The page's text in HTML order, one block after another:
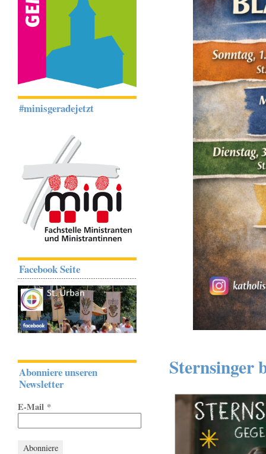
Sternsinger
#minisgeradejetzt
Facebook Seite
Abonniere unseren
Newsletter
E-Mail *